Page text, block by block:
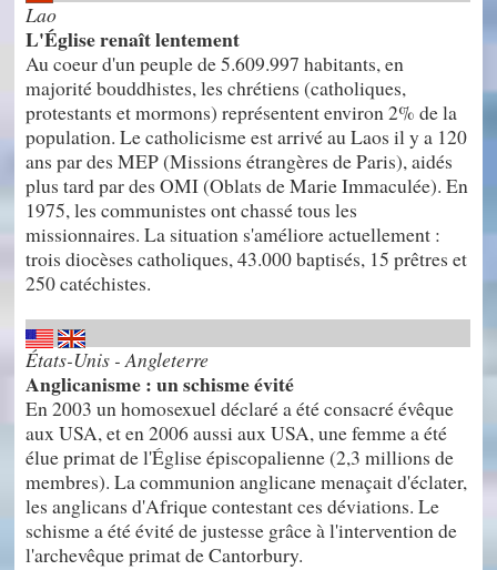
Lao
L'Église renaît lentement
Au coeur d'un peuple de 5.609.997 habitants, en
majorité bouddhistes, les chrétiens (catholiques,
protestants et mormons) représentent environ 2% de la
population. Le catholicisme est arrivé au Laos il y a 120
ans par des MEP (Missions étrangères de Paris), aidés
plus tard par des OMI (Oblats de Marie Immaculée). En
1975, les communistes ont chassé tous les
missionnaires. La situation s'améliore actuellement :
trois diocèses catholiques, 43.000 baptisés, 15 prêtres et
250 catéchistes.
États-Unis - Angleterre
Anglicanisme : un schisme évité
En 2003 un homosexuel déclaré a été consacré évêque
aux USA, et en 2006 aussi aux USA, une femme a été
élue primat de l'Église épiscopalienne (2,3 millions de
membres). La communion anglicane menaçait d'éclater,
les anglicans d'Afrique contestant ces déviations. Le
schisme a été évité de justesse grâce à l'intervention de
l'archevêque primat de Cantorbury.